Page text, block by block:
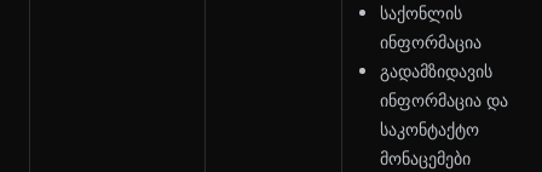
საქონლის
ინფორმაცია
გადამზიდავის
ინფორმაცია და
საკონტაქტო
მონაცემები